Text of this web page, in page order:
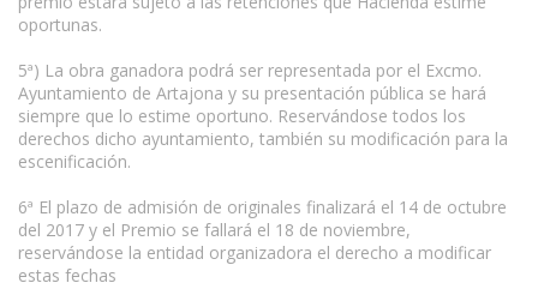
oportunas.
5ª) La obra ganadora podrá ser representada por el Excmo.
Ayuntamiento de Artajona y su presentación pública se hará
siempre que lo estime oportuno. Reservándose todos los
derechos dicho ayuntamiento, también su modificación para la
escenificación.
6ª El plazo de admisión de originales finalizará el 14 de octubre
del 2017 y el Premio se fallará el 18 de noviembre,
reservándose la entidad organizadora el derecho a modificar
estas fechas